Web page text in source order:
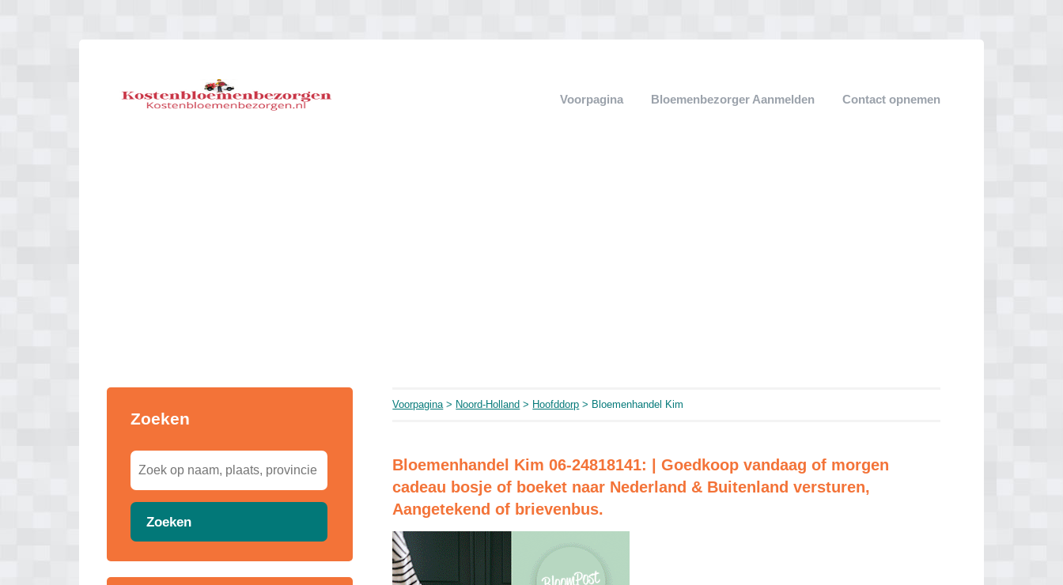
Voorpagina Bloemenbezorger Aanmelden Contact opnemen
Zoeken
Zoeken
Voorpagina> Noord-Holland > Hoofddorp > Bloemenhandel Kim
Bloemenhandel Kim 06-24818141: | Goedkoop vandaag of morgen
cadeau bosje of boeket naar Nederland & Buitenland versturen,
Aangetekend of brievenbus.